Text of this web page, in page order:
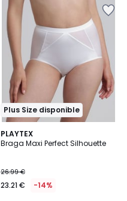
Plus Size disponible
PLAYTEX
Braga Maxi Perfect Silhouette
26.99 €
23.21 € -14%
4,3
/ 5
2
Colores